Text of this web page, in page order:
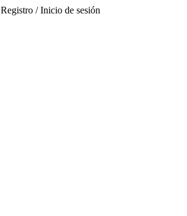
Registro / Inicio de sesión